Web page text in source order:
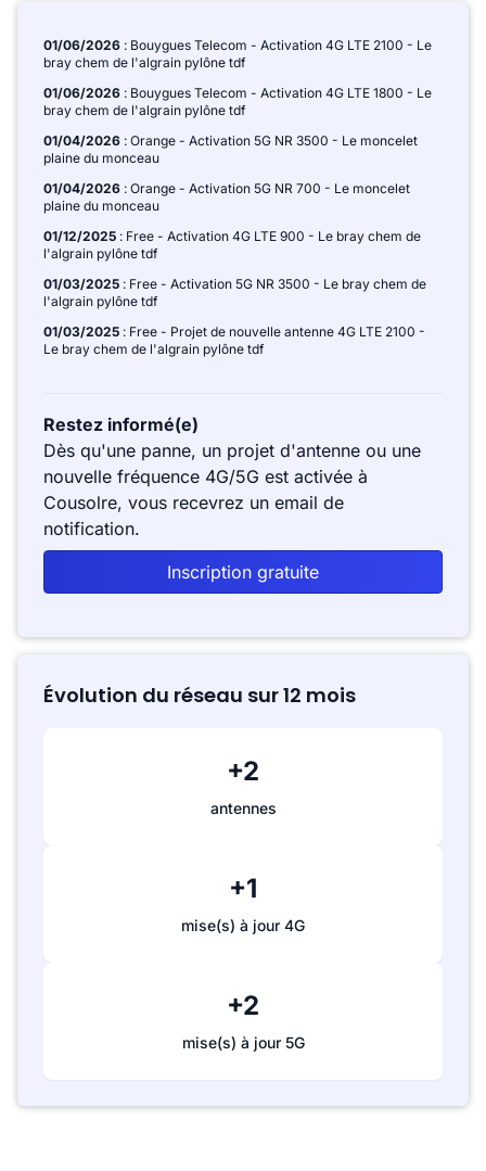
01/06/2026 : Bouygues Telecom - Activation 4G LTE 2100 - Le
bray chem de l'algrain pylône tdf
01/06/2026 : Bouygues Telecom - Activation 4G LTE 1800 - Le
bray chem de l'algrain pylône tdf
01/04/2026 : Orange - Activation 5G NR 3500 - Le moncelet
plaine du monceau
01/04/2026 : Orange - Activation 5G NR 700 - Le moncelet
plaine du monceau
01/12/2025 : Free - Activation 4G LTE 900 - Le bray chem de
l'algrain pylône tdf
01/03/2025 : Free - Activation 5G NR 3500 - Le bray chem de
l'algrain pylône tdf
01/03/2025 : Free - Projet de nouvelle antenne 4G LTE 2100 -
Le bray chem de l'algrain pylône tdf
Restez informé(e)
Dès qu'une panne, un projet d'antenne ou une
nouvelle fréquence 4G/5G est activée à
Cousolre, vous recevrez un email de
notification.
Inscription gratuite
Évolution du réseau sur 12 mois
+2
antennes
+1
mise(s) à jour 4G
+2
mise(s) à jour 5G